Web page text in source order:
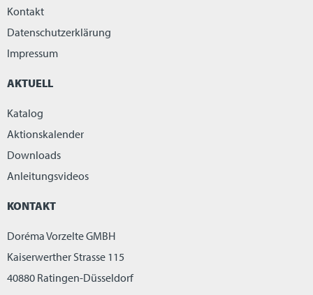
Kontakt
Datenschutzerklärung
Impressum
AKTUELL
Katalog
Aktionskalender
Downloads
Anleitungsvideos
KONTAKT
Doréma Vorzelte GMBH
Kaiserwerther Strasse 115
40880 Ratingen-Düsseldorf